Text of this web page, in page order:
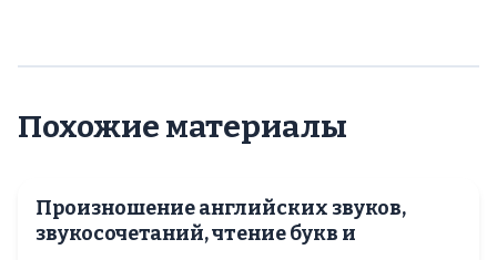
Похожие материалы
Произношение английских звуков,
звукосочетаний, чтение букв и